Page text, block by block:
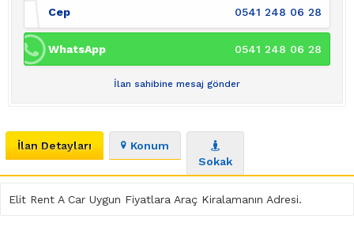
Cep 0541 248 06 28
WhatsApp 0541 248 06 28
İlan sahibine mesaj gönder
İlan Detayları
Konum
Sokak
Elit Rent A Car Uygun Fiyatlara Araç Kiralamanın Adresi.